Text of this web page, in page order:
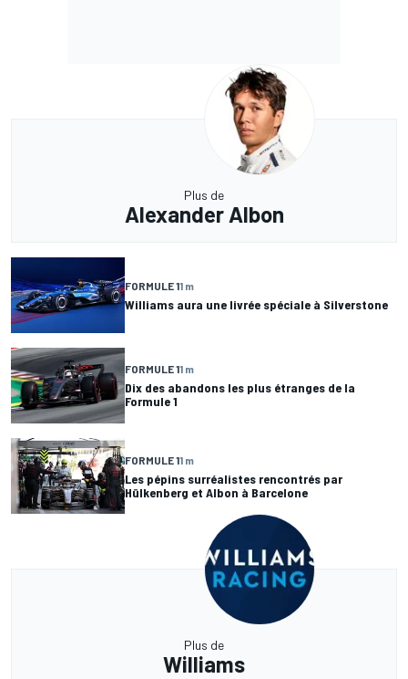
Plus de
Alexander Albon
FORMULE 11 m
Williams aura une livrée spéciale à Silverstone
FORMULE 11 m
Dix des abandons les plus étranges de la
Formule 1
FORMULE 11 m
Les pépins surréalistes rencontrés par
Hülkenberg et Albon à Barcelone
Plus de
Williams